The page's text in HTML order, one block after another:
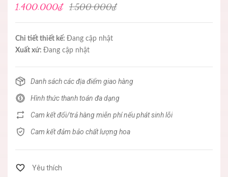
1.400.000₫ 1.500.000₫
Chi tiết thiết kế: Đang cập nhật
Xuất xứ: Đang cập nhật
Danh sách các địa điểm giao hàng
Hình thức thanh toán đa dạng
Cam kết đổi/trả hàng miễn phí nếu phát sinh lỗi
Cam kết đảm bảo chất lượng hoa